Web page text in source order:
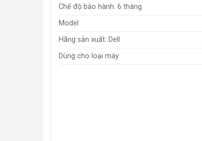
Chế độ bảo hành: 6 tháng
Model
Hãng sản xuất: Dell
Dùng cho loại máy